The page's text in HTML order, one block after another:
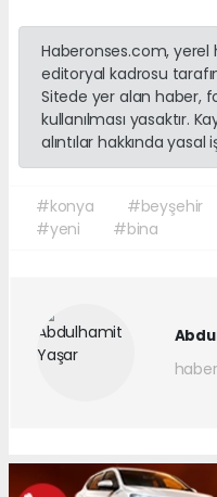
Haberonses.com, yerel
editoryal kadrosu
Sitede yer alan haber,
kullanılması yasaktır.
alıntılar hakkında yasal
#konya #beyşehir
#yeni
#bina